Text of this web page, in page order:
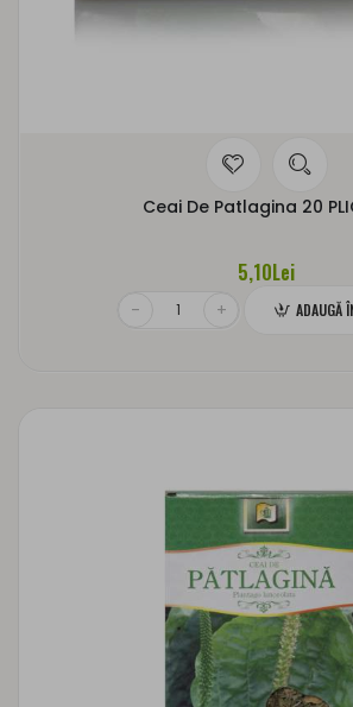
Ceai De Patlagina 20
5,10Lei
ADAUGĂ